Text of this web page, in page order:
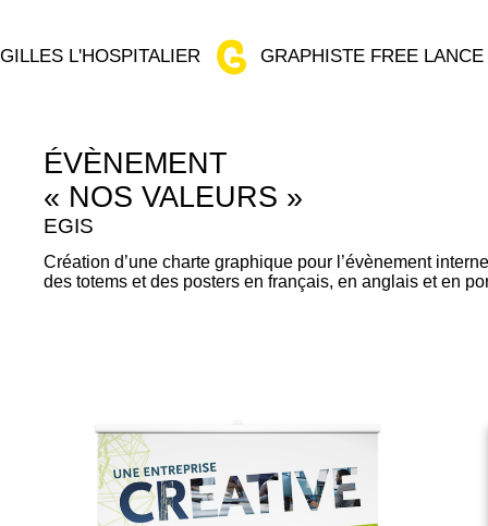
GILLES L'HOSPITALIER GRAPHISTE FREE LANCE
ÉVÈNEMENT
« NOS VALEURS »
EGIS
Création d’une charte graphique pour l’évènement
des totems et des posters en français, en anglais et en